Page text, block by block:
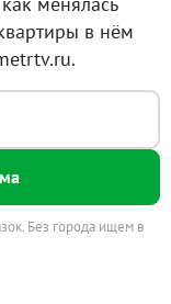
в нём
Без города ищем в